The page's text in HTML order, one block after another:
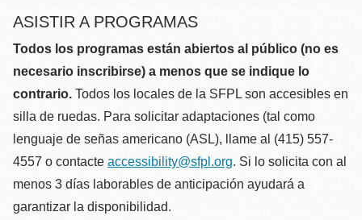
ASISTIR A PROGRAMAS
Todos los programas están abiertos al público (no es
necesario inscribirse) a menos que se indique lo
contrario. Todos los locales de la SFPL son accesibles en
silla de ruedas. Para solicitar adaptaciones (tal como
lenguaje de señas americano (ASL), llame al (415) 557-
4557 o contacte accessibility@sfpl.org. Si lo solicita con al
menos 3 días laborables de anticipación ayudará a
garantizar la disponibilidad.